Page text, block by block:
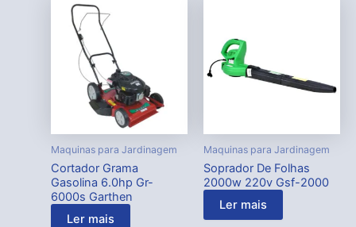
Maquinas para Jardinagem
Cortador Grama
Gasolina 6.0hp Gr-
6000s Garthen
Ler mais
Maquinas para Jardinagem
Soprador De Folhas
2000w 220v Gsf-2000
Ler mais